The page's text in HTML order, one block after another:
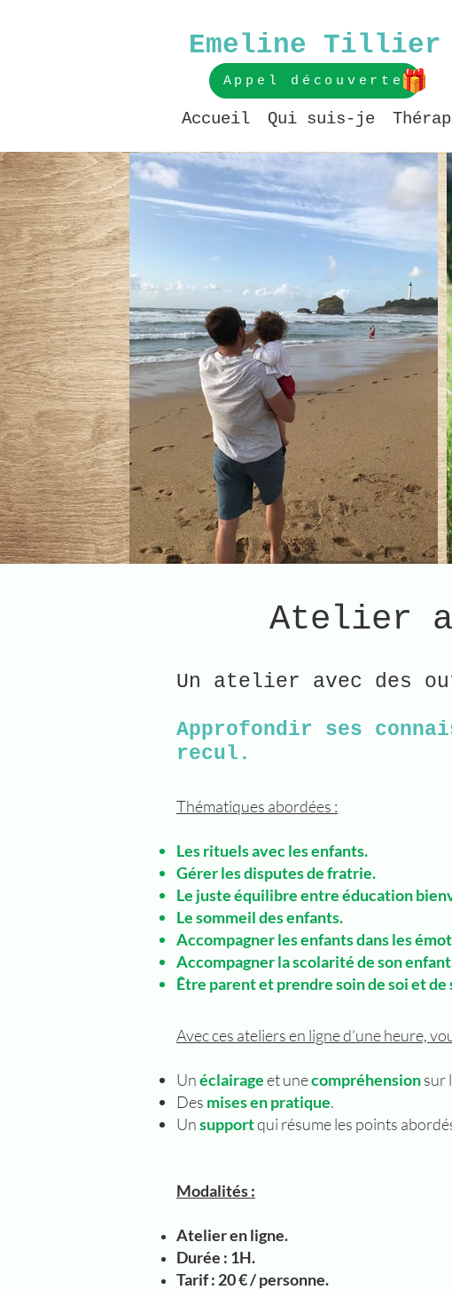
Emeline Tillier
Accueil Qui suis-je
Appel découverte
Atelier
Un atelier avec des
Approfondir ses
recul.
Thématiques abordées :
Les rituels avec les enfants.
Gérer les disputes de fratrie.
Le juste équilibre entre éducation
Le sommeil des enfants.
Accompagner les enfants dans les
Accompagner la scolarité de son
Être parent et prendre soin de soi et de
Avec ces ateliers en ligne d’une heure,
Unéclairageet unecompréhensionsur
Des mises en pratique.
Unsupportqui résume les points
Modalités :
Atelier en ligne.
Durée : 1H.
Tarif : 20 € / personne.